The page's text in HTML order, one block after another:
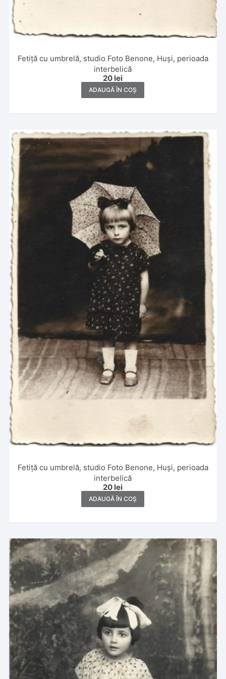
Fetiță cu umbrelă, studio Foto Benone, Huși, perioada
interbelică
20 lei
ADAUGĂ ÎN COȘ
Fetiță cu umbrelă, studio Foto Benone, Huși, perioada
interbelică
20 lei
ADAUGĂ ÎN COȘ